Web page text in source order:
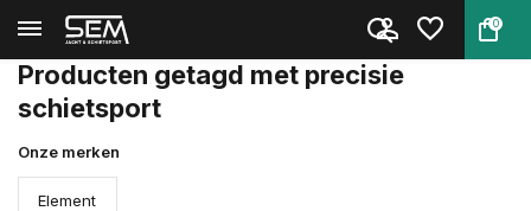
0
Terug Home precisie schietsport
Producten getagd met precisie
schietsport
Onze merken
Element